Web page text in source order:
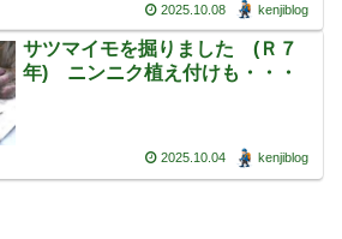
2025.10.08 kenjiblog
サツマイモを掘りました (Ｒ７
年) ニンニク植え付けも・・・
2025.10.04 kenjiblog